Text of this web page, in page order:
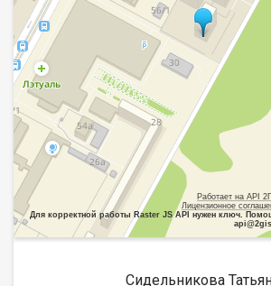
Работает на API
Лицензионное
Для корректной работы Raster JS API нужен ключ.
Сидельникова